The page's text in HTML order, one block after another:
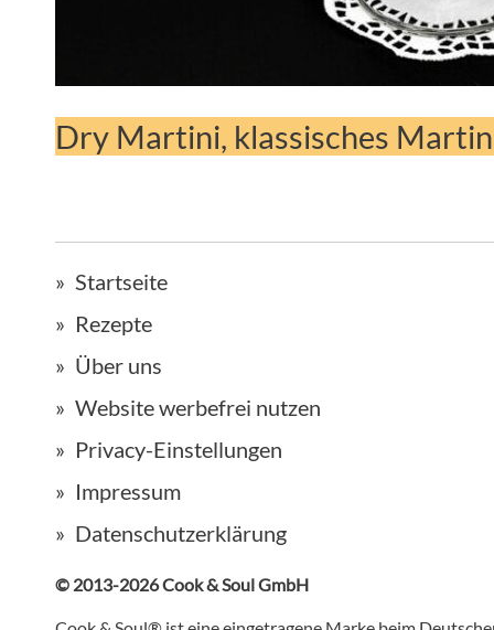
Dry Martini, klassisches
Startseite
Rezepte
Über uns
Website werbefrei nutzen
Privacy-Einstellungen
Impressum
Datenschutzerklärung
© 2013-2026 Cook & Soul GmbH